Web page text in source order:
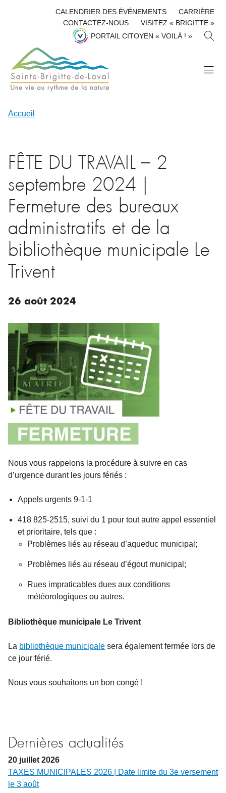
CALENDRIER DES ÉVÉNEMENTS
CARRIÈRE
CONTACTEZ-NOUS
VISITEZ « BRIGITTE »
PORTAIL CITOYEN « VOILÀ ! »
H
Accueil
FÊTE DU TRAVAIL – 2
septembre 2024 |
Fermeture des bureaux
administratifs et de la
bibliothèque municipale Le
Trivent
26 août 2024
Nous vous rappelons la procédure à suivre en cas
d’urgence durant les jours fériés :
Appels urgents 9-1-1
418 825-2515, suivi du 1 pour tout autre appel essentiel
et prioritaire, tels que :
Problèmes liés au réseau d’aqueduc municipal;
Problèmes liés au réseau d’égout municipal;
Rues impraticables dues aux conditions
météorologiques ou autres.
Bibliothèque municipale Le Trivent
La bibliothèque municipale sera également fermée lors de
ce jour férié.
Nous vous souhaitons un bon congé !
Dernières actualités
20 juillet 2026
TAXES MUNICIPALES 2026 | Date limite du 3e versement
le 3 août